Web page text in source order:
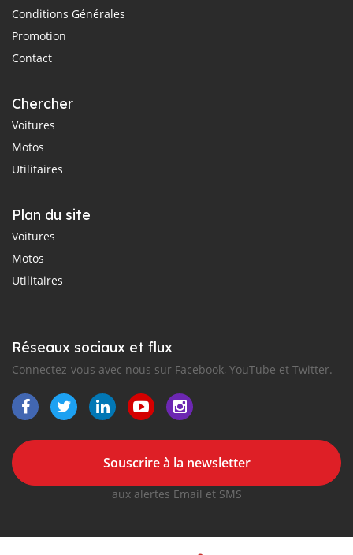
Conditions Générales
Promotion
Contact
Chercher
Voitures
Motos
Utilitaires
Plan du site
Voitures
Motos
Utilitaires
Réseaux sociaux et flux
Connectez-vous avec nous sur Facebook, YouTube et Twitter.
Souscrire à la newsletter
aux alertes Email et SMS